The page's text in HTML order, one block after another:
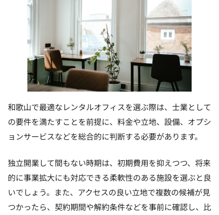
和歌山で最適なレンタルオフィスを選ぶ際は、士業として
の要件を満たすことを前提に、料金や立地、設備、オプシ
ョンサービスなどを総合的に判断する必要があります。
独立開業して間もない時期は、初期費用を抑えつつ、将来
的に事業拡大にも対応できる柔軟性のある施設を選ぶと良
いでしょう。また、アクセスの良い立地で複数の候補が見
つかったら、契約期間や解約条件などを事前に確認し、比